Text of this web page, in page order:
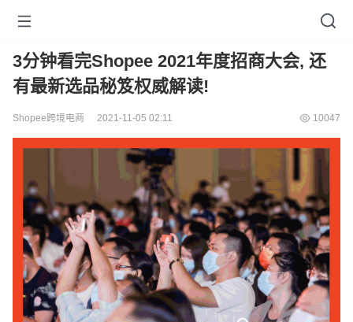
3分钟看完Shopee 2021年度招商大会, 还
有最新选品秘笈权威解读!
Shopee跨境电商 2021-11-05 02:11 10047